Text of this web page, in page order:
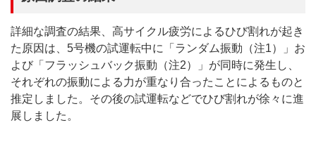
詳細な調査の結果、高サイクル疲労によるひび割れが起き
た原因は、5号機の試運転中に「ランダム振動（注1）」お
よび「フラッシュバック振動（注2）」が同時に発生し、
それぞれの振動による力が重なり合ったことによるものと
推定しました。その後の試運転などでひび割れが徐々に進
展しました。